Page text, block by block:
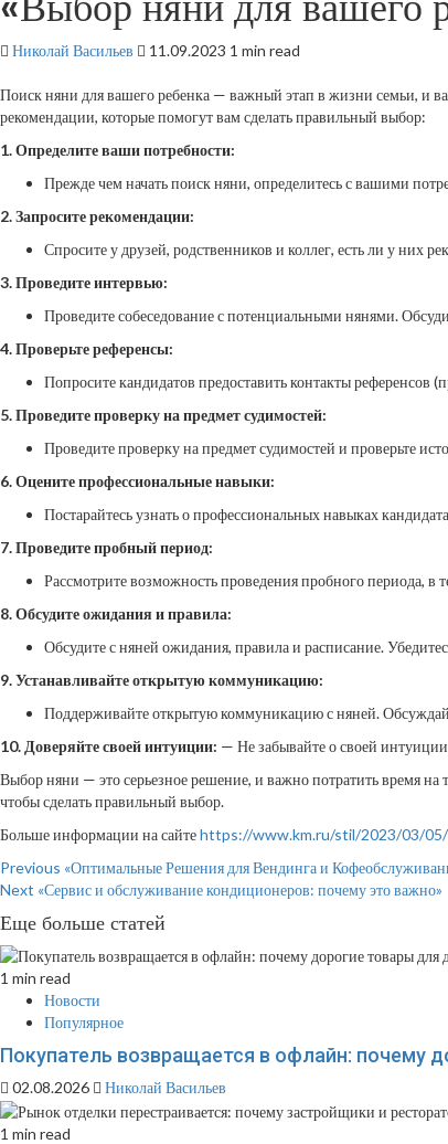
Николай Васильев 11.09.2023 1 min read
Поиск няни для вашего ребенка — важный этап в жизни семьи, и
рекомендации, которые помогут вам сделать правильный выбор:
1. Определите ваши потребности:
Прежде чем начать поиск няни, определитесь с вашими
2. Запросите рекомендации:
Спросите у друзей, родственников и коллег, есть ли у
3. Проведите интервью:
Проведите собеседование с потенциальными нянями.
4. Проверьте референсы:
Попросите кандидатов предоставить контакты
5. Проведите проверку на предмет судимостей:
Проведите проверку на предмет судимостей и проверьте
6. Оцените профессиональные навыки:
Постарайтесь узнать о профессиональных навыках
7. Проведите пробный период:
Рассмотрите возможность проведения пробного периода, в
8. Обсудите ожидания и правила:
Обсудите с няней ожидания, правила и расписание.
9. Устанавливайте открытую коммуникацию:
Поддерживайте открытую коммуникацию с няней.
10. Доверяйте своей интуиции: — Не забывайте о своей
Выбор няни — это серьезное решение, и важно потратить время на
чтобы сделать правильный выбор.
Больше информации на сайтеhttps://www.km.ru/stil/2023/03/
Continue
Reading
Previous «Оптимальные Решения для Вендинга и
Next «Сервис и обслуживание кондиционеров: почему это важно»
Еще больше статей
1 min read
Новости
Популярное
Покупатель возвращается в офлайн: почему
02.08.2026 Николай Васильев
1 min read